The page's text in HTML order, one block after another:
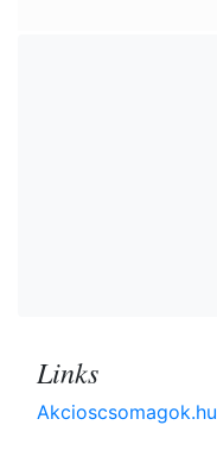
Links
Akcioscsomagok.hu